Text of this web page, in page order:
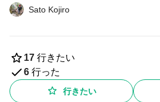
Sato Kojiro
17 行きたい
6 行った
行きたい